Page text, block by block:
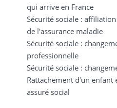
qui arrive en France
Sécurité sociale :
de l'assurance maladie
Sécurité sociale :
professionnelle
Sécurité sociale :
Rattachement d'un
assuré social